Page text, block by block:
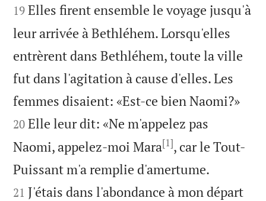
19 Elles firent ensemble le voyage jusqu'à
leur arrivée à Bethléhem. Lorsqu'elles
entrèrent dans Bethléhem, toute la ville
fut dans l'agitation à cause d'elles. Les
femmes disaient: «Est-ce bien Naomi?»
20 Elle leur dit: «Ne m'appelez pas
Naomi, appelez-moi Mara[1], car le Tout-
Puissant m'a remplie d'amertume.
21 J'étais dans l'abondance à mon départ